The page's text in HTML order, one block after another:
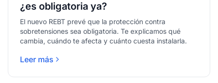
¿es obligatoria ya?
El nuevo REBT prevé que la protección contra
sobretensiones sea obligatoria. Te explicamos qué
cambia, cuándo te afecta y cuánto cuesta instalarla.
Leer más